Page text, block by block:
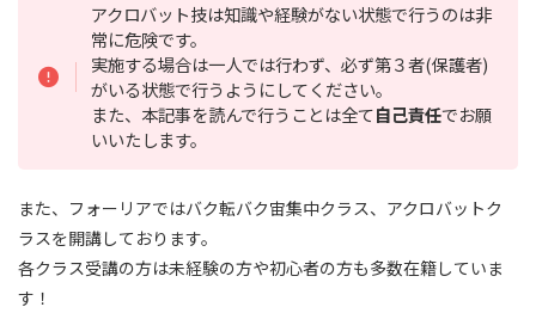
アクロバット技は知識や経験がない状態で行うのは非
常に危険です。
実施する場合は一人では行わず、必ず第３者(保護者)
がいる状態で行うようにしてください。
また、本記事を読んで行うことは全て自己責任でお願
いいたします。
また、フォーリアではバク転バク宙集中クラス、アクロバットク
ラスを開講しております。
各クラス受講の方は未経験の方や初心者の方も多数在籍していま
す！